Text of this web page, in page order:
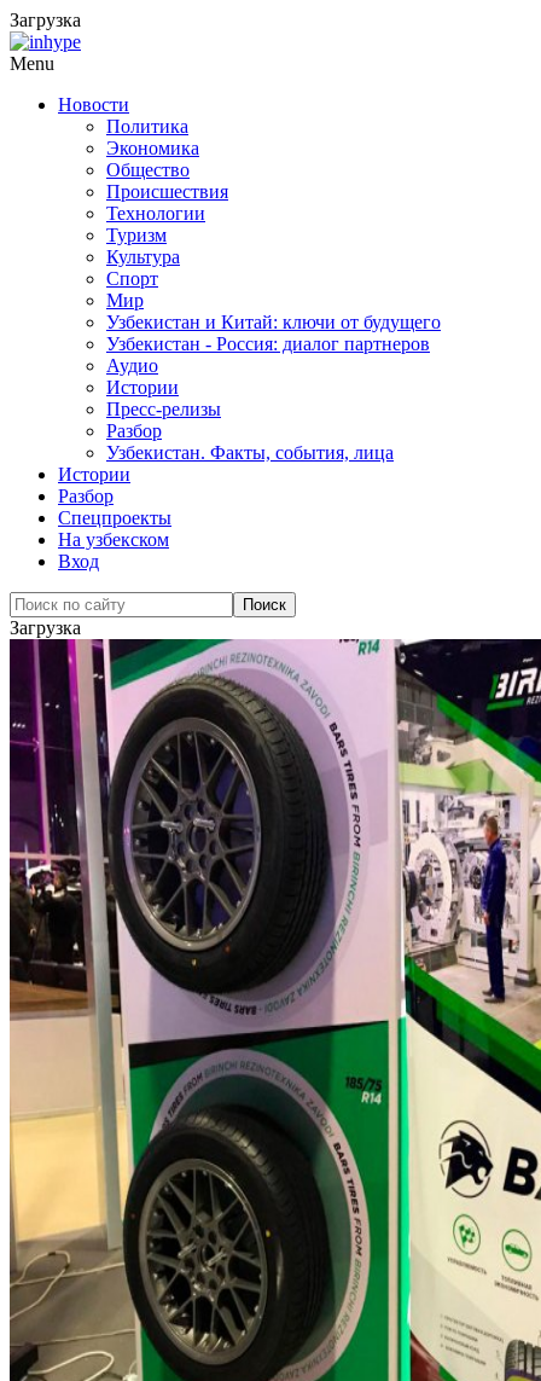
Загрузка
Menu
Новости
Политика
Экономика
Общество
Происшествия
Технологии
Туризм
Культура
Спорт
Мир
Узбекистан и Китай: ключи от будущего
Узбекистан - Россия: диалог партнеров
Аудио
Истории
Пресс-релизы
Разбор
Узбекистан. Факты, события, лица
Истории
Разбор
Спецпроекты
На узбекском
Вход
Загрузка